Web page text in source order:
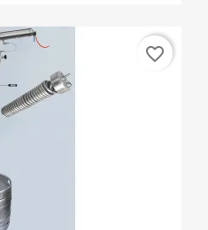
favorite_border